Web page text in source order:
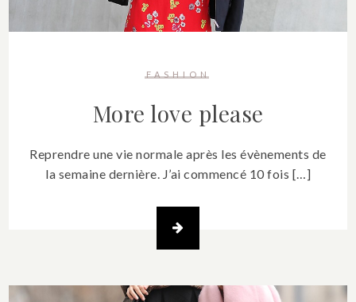
FASHION
More love please
Reprendre une vie normale après les évènements de
la semaine dernière. J’ai commencé 10 fois […]